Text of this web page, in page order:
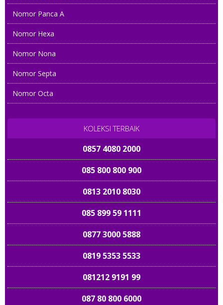
Nomor Panca A
Nomor Hexa
Nomor Nona
Nomor Septa
Nomor Octa
KOLEKSI TERBAIK
0857 4080 2000
085 800 800 900
0813 2010 8030
085 899 59 1111
0877 3000 5888
0819 5353 5533
081212 9191 99
087 80 800 6000